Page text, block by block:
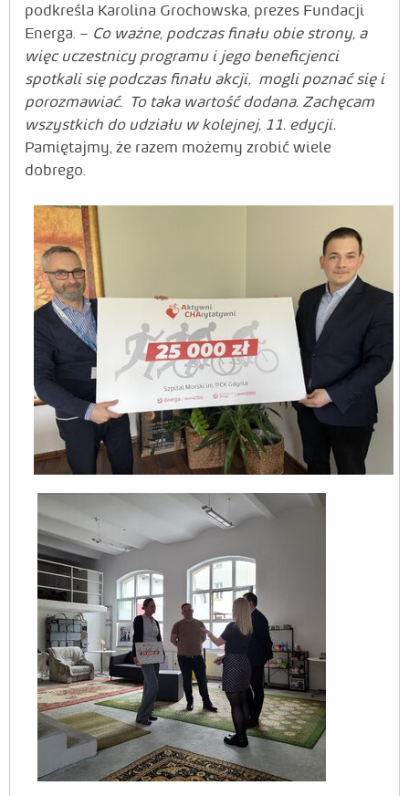
podkreśla Karolina Grochowska, prezes Fundacji
Energa. – Co ważne, podczas finału obie strony, a
więc uczestnicy programu i jego beneficjenci
spotkali się podczas finału akcji, mogli poznać się i
porozmawiać. To taka wartość dodana. Zachęcam
wszystkich do udziału w kolejnej, 11. edycji.
Pamiętajmy, że razem możemy zrobić wiele
dobrego.